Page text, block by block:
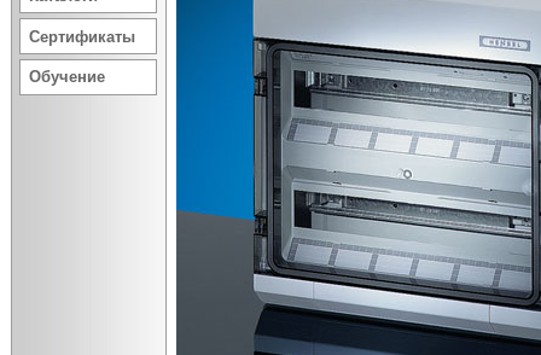
Сертификаты
Обучение